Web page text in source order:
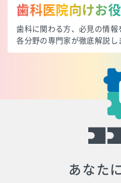
歯科医院向けお
歯科に関わる方、必見の情報
各分野の専門家が徹底解説し
あなた